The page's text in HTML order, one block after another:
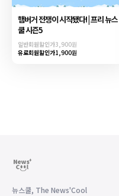
햄버거 전쟁이 시작됐다! | 프리 뉴스
쿨 시즌5
일반회원할인가3,900원
유료회원할인가1,900원
뉴스쿨, The News'Cool